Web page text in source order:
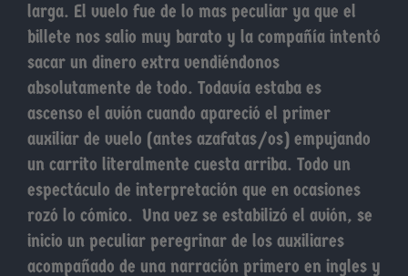
larga. El vuelo fue de lo mas peculiar ya que el
billete nos salio muy barato y la compañía intentó
sacar un dinero extra vendiéndonos
absolutamente de todo. Todavía estaba es
ascenso el avión cuando apareció el primer
auxiliar de vuelo (antes azafatas/os) empujando
un carrito literalmente cuesta arriba. Todo un
espectáculo de interpretación que en ocasiones
rozó lo cómico. Una vez se estabilizó el avión, se
inicio un peculiar peregrinar de los auxiliares
acompañado de una narración primero en ingles y